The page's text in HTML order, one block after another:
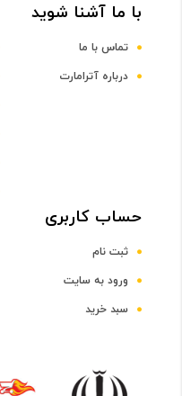
DDR3
رده صفحه نمایش
اندازه صفحه نمایش
با ما آشنا شوید
تماس با ما
درباره آترامارت
حساب کاربری
ثبت نام
ورود به سایت
سبد خرید